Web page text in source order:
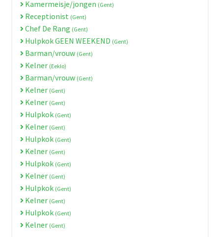
Kamermeisje/jongen (Gent)
Receptionist (Gent)
Chef De Rang (Gent)
Hulpkok GEEN WEEKEND (Gent)
Barman/vrouw (Gent)
Kelner (Eeklo)
Barman/vrouw (Gent)
Kelner (Gent)
Kelner (Gent)
Hulpkok (Gent)
Kelner (Gent)
Hulpkok (Gent)
Kelner (Gent)
Hulpkok (Gent)
Kelner (Gent)
Hulpkok (Gent)
Kelner (Gent)
Hulpkok (Gent)
Kelner (Gent)